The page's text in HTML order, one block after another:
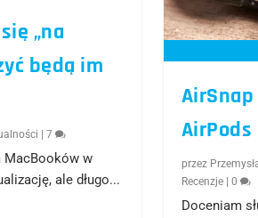
„na
będą im
|7
MacBooków w
ale długo...
AirPods
przez
Recenzje| 0
Doceniam